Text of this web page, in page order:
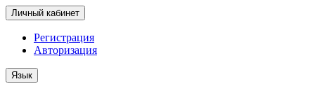
Личный кабинет
Регистрация
Авторизация
Язык